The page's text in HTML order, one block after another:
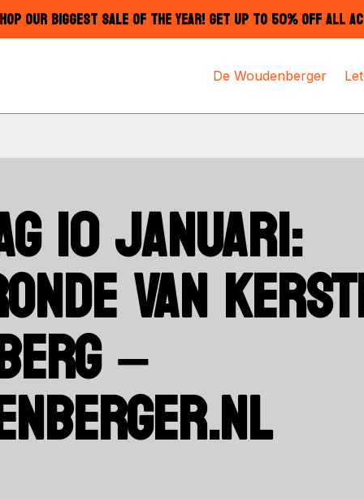
OUR BIGGEST SALE OF THE YEAR! GET UP TO 50% OFF ALL
De Woudenberger
10 JANUARI:
VAN
–